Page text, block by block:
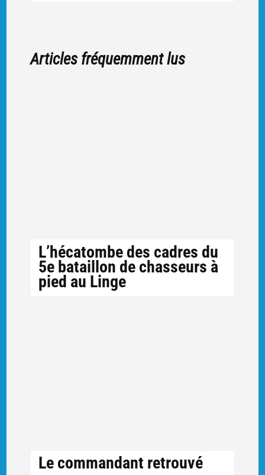
Articles fréquemment lus
L’hécatombe des cadres du
5e bataillon de chasseurs à
pied au Linge
Le commandant retrouvé